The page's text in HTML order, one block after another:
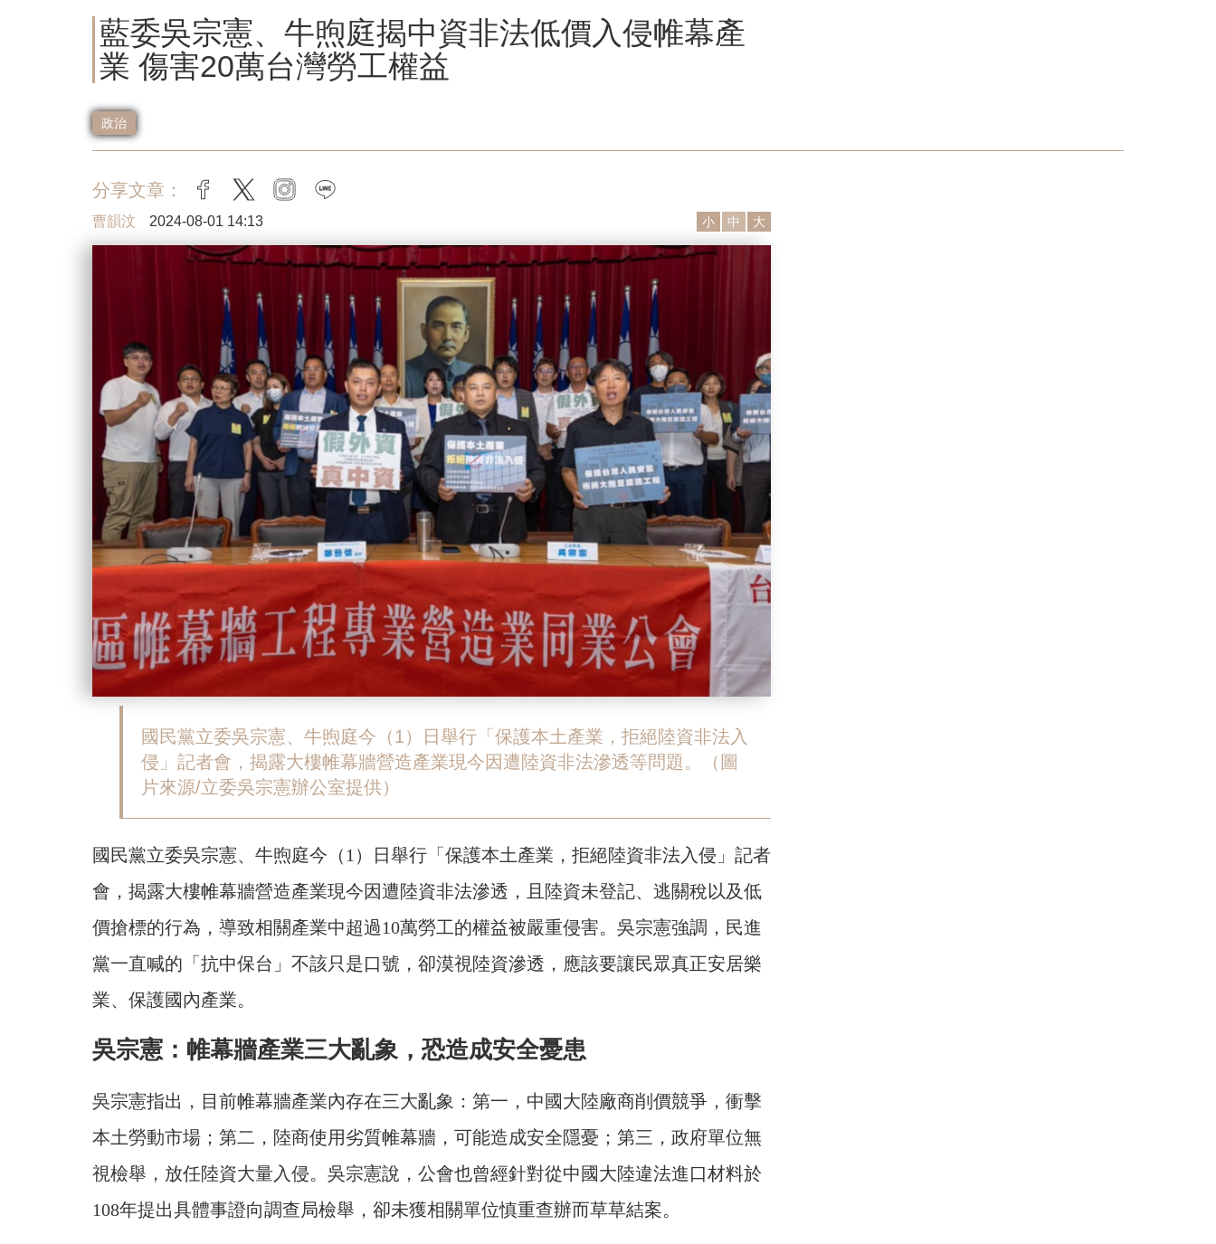
藍委吳宗憲、牛煦庭揭中資非法低價入侵帷幕產
業 傷害20萬台灣勞工權益
政治
分享文章： facebook
twitter instagram
曹韻汶 2024-08-01 14:13 小 中 大
國民黨立委吳宗憲、牛煦庭今（1）日舉行「保護本土產業，拒絕陸資非法入
侵」記者會，揭露大樓帷幕牆營造產業現今因遭陸資非法滲透等問題。（圖
片來源/立委吳宗憲辦公室提供）
國民黨立委吳宗憲、牛煦庭今（1）日舉行「保護本土產業，拒絕陸資非法入侵」記者
會，揭露大樓帷幕牆營造產業現今因遭陸資非法滲透，且陸資未登記、逃關稅以及低
價搶標的行為，導致相關產業中超過10萬勞工的權益被嚴重侵害。吳宗憲強調，民進
黨一直喊的「抗中保台」不該只是口號，卻漠視陸資滲透，應該要讓民眾真正安居樂
業、保護國內產業。
吳宗憲：帷幕牆產業三大亂象，恐造成安全憂患
吳宗憲指出，目前帷幕牆產業內存在三大亂象：第一，中國大陸廠商削價競爭，衝擊
本土勞動市場；第二，陸商使用劣質帷幕牆，可能造成安全隱憂；第三，政府單位無
視檢舉，放任陸資大量入侵。吳宗憲說，公會也曾經針對從中國大陸違法進口材料於
108年提出具體事證向調查局檢舉，卻未獲相關單位慎重查辦而草草結案。